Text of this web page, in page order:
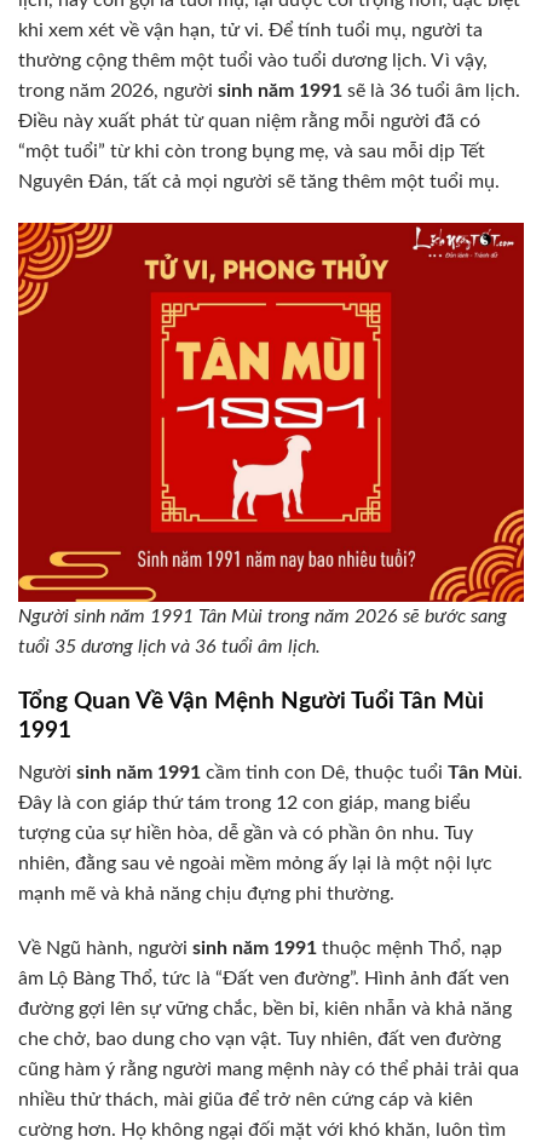
khi xem xét về vận hạn, tử vi. Để tính tuổi mụ, người ta
thường cộng thêm một tuổi vào tuổi dương lịch. Vì vậy,
trong năm 2026, người sinh năm 1991 sẽ là 36 tuổi âm lịch.
Điều này xuất phát từ quan niệm rằng mỗi người đã có
“một tuổi” từ khi còn trong bụng mẹ, và sau mỗi dịp Tết
Nguyên Đán, tất cả mọi người sẽ tăng thêm một tuổi mụ.
Người sinh năm 1991 Tân Mùi trong năm 2026 sẽ bước sang
tuổi 35 dương lịch và 36 tuổi âm lịch.
Tổng Quan Về Vận Mệnh Người Tuổi Tân Mùi
1991
Người sinh năm 1991 cầm tinh con Dê, thuộc tuổi Tân Mùi.
Đây là con giáp thứ tám trong 12 con giáp, mang biểu
tượng của sự hiền hòa, dễ gần và có phần ôn nhu. Tuy
nhiên, đằng sau vẻ ngoài mềm mỏng ấy lại là một nội lực
mạnh mẽ và khả năng chịu đựng phi thường.
Về Ngũ hành, người sinh năm 1991 thuộc mệnh Thổ, nạp
âm Lộ Bàng Thổ, tức là “Đất ven đường”. Hình ảnh đất ven
đường gợi lên sự vững chắc, bền bỉ, kiên nhẫn và khả năng
che chở, bao dung cho vạn vật. Tuy nhiên, đất ven đường
cũng hàm ý rằng người mang mệnh này có thể phải trải qua
nhiều thử thách, mài giũa để trở nên cứng cáp và kiên
cường hơn. Họ không ngại đối mặt với khó khăn, luôn tìm